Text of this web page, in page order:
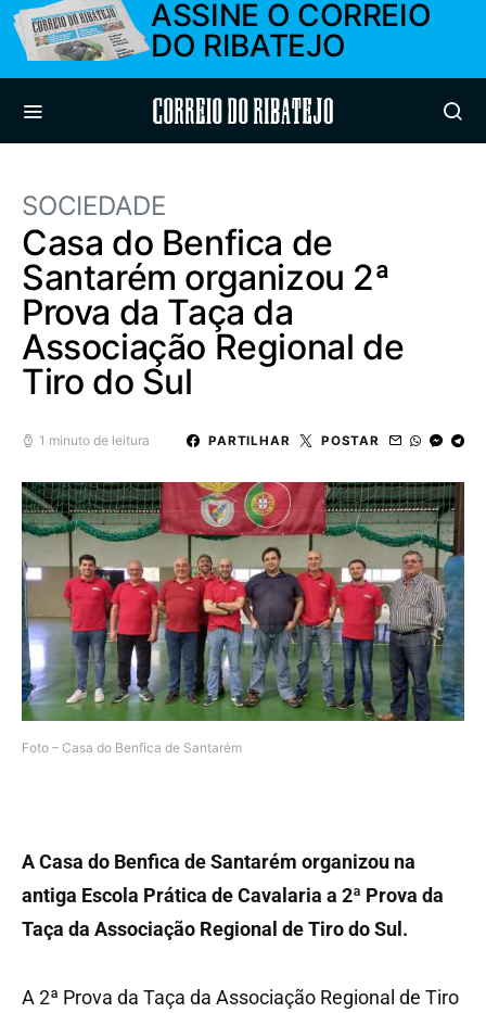
ASSINE O CORREIO
DO RIBATEJO
Correio do Ribatejo
SOCIEDADE
Casa do Benfica de
Santarém organizou 2ª
Prova da Taça da
Associação Regional de
Tiro do Sul
1 minuto de leitura PARTILHAR POSTAR
Foto – Casa do Benfica de Santarém
A Casa do Benfica de Santarém organizou na
antiga Escola Prática de Cavalaria a 2ª Prova da
Taça da Associação Regional de Tiro do Sul.
A 2ª Prova da Taça da Associação Regional de Tiro